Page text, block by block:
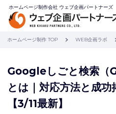
ホームページ制作会社 ウェブ企画パートナーズ
ホームページ制作 TOP WEB企画ラボ
Googleしごと検索（
とは｜対応方法と成功
【3/11最新】